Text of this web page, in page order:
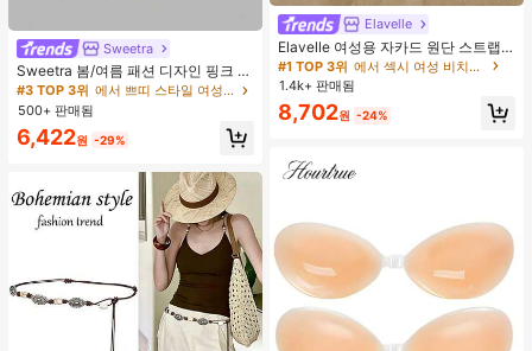
Sweetra
Sweetra 봄/여름 패션 디자인 핑크 스
트라이프 브라운 폴카 도트 스파게티
스트랩 2 In 1 스위트 걸리시 비치 로
맨틱 휴가 스타일 여성용 캐미 탱크 탑
#3 TOP 3위
에서 쁘띠 스타일 여성 상의, 블라우스 & 티
500+ 판매됨
6,422원 -29%
Elavelle
Elavelle 여성용 자카드 원단 스트랩
불가사리 장식 홀터 탑, 봄/여름에 적
합 (탑만 포함, 반바지 미포함)
#1 TOP 3위
에서 섹시 여성 비치웨어
1.4k+ 판매됨
8,702원 -24%